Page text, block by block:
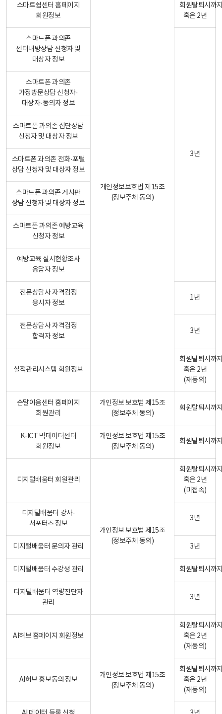
스마트쉼센터 홈페이지
회원정보
개인정보보호법 제15조
(정보주체 동의)
회원탈퇴시까
혹은 2년
스마트폰 과의존
센터내방상담 신청자 및
대상자 정보
3년
스마트폰 과의존
가정방문상담 신청자·
대상자·동의자 정보
스마트폰 과의존 집단상담
신청자 및 대상자 정보
스마트폰 과의존 전화·포털
상담 신청자 및 대상자 정보
스마트폰 과의존 게시판
상담 신청자 및 대상자 정보
스마트폰 과의존 예방교육
신청자 정보
예방교육 실시현황조사
응답자 정보
전문상담사 자격검정
응시자 정보
1년
전문상담사 자격검정
합격자 정보
3년
실적관리시스템 회원정보
회원탈퇴시까
혹은 2년
(재동의)
손말이음센터 홈페이지
회원관리
개인정보 보호법 제15조
(정보주체 동의)
회원탈퇴시까
K-ICT 빅데이터센터
회원정보
개인정보 보호법 제15조
(정보주체 동의)
회원탈퇴시까
디지털배움터 회원관리
개인정보 보호법 제15조
(정보주체 동의)
회원탈퇴시까
혹은 2년
(미접속)
디지털배움터 강사·
서포터즈 정보
3년
디지털배움터 문의자 관리 3년
디지털배움터 수강생 관리 회원탈퇴시까
디지털배움터 역량진단자
관리
3년
AI허브 홈페이지 회원정보
개인정보 보호법 제15조
(정보주체 동의)
회원탈퇴시까
혹은 2년
(재동의)
AI허브 홍보동의 정보
회원탈퇴시까
혹은 2년
(재동의)